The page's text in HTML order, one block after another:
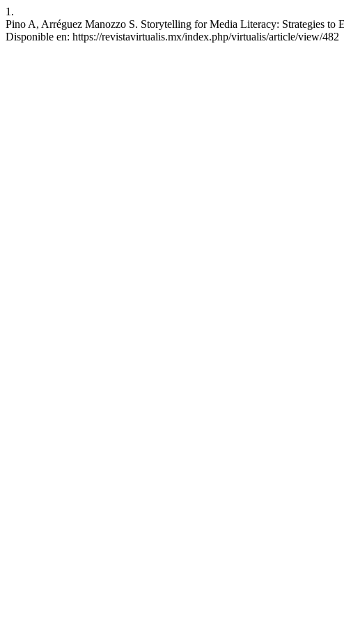
1.
Pino A, Arréguez Manozzo S. Storytelling for Media Literacy: Strategies to
Disponible en: https://revistavirtualis.mx/index.php/virtualis/article/view/482